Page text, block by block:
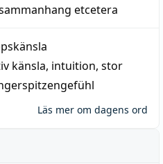
etcetera
känsla, intuition, stor
Läs mer om dagens ord